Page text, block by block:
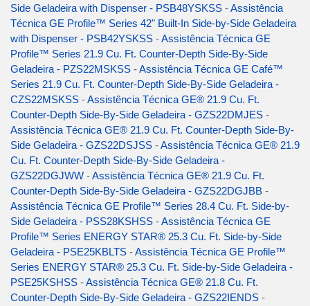
Side Geladeira with Dispenser - PSB48YSKSS -Assistência
Técnica GE Profile™ Series 42" Built-In Side-by-Side Geladeira
with Dispenser - PSB42YSKSS -Assistência Técnica GE
Profile™ Series 21.9 Cu. Ft. Counter-Depth Side-By-Side
Geladeira - PZS22MSKSS -Assistência Técnica GE Café™
Series 21.9 Cu. Ft. Counter-Depth Side-By-Side Geladeira -
CZS22MSKSS -Assistência Técnica GE® 21.9 Cu. Ft.
Counter-Depth Side-By-Side Geladeira - GZS22DMJES -
Assistência Técnica GE® 21.9 Cu. Ft. Counter-Depth Side-By-
Side Geladeira - GZS22DSJSS -Assistência Técnica GE® 21.9
Cu. Ft. Counter-Depth Side-By-Side Geladeira -
GZS22DGJWW -Assistência Técnica GE® 21.9 Cu. Ft.
Counter-Depth Side-By-Side Geladeira - GZS22DGJBB -
Assistência Técnica GE Profile™ Series 28.4 Cu. Ft. Side-by-
Side Geladeira - PSS28KSHSS -Assistência Técnica GE
Profile™ Series ENERGY STAR® 25.3 Cu. Ft. Side-by-Side
Geladeira - PSE25KBLTS -Assistência Técnica GE Profile™
Series ENERGY STAR® 25.3 Cu. Ft. Side-by-Side Geladeira -
PSE25KSHSS -Assistência Técnica GE® 21.8 Cu. Ft.
Counter-Depth Side-By-Side Geladeira - GZS22IENDS -